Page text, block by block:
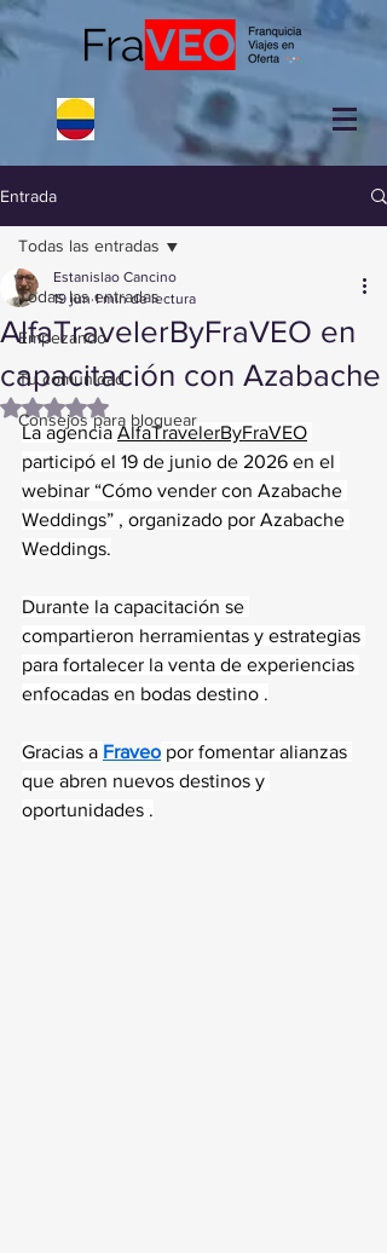
Entrada
Todas las entradas
Empezando
Tu comunidad
Consejos para bloguear
Todas las entradas
AlfaTravelerByFraVEO en
capacitación con Azabache
Estanislao Cancino
19 jun 1 min de lectura
Obtuvo NaN de 5 estrellas.
La agencia AlfaTravelerByFraVEO
participó el 19 de junio de 2026 en el
webinar “Cómo vender con Azabache
Weddings” , organizado por Azabache
Weddings.
Durante la capacitación se
compartieron herramientas y estrategias
para fortalecer la venta de experiencias
enfocadas en bodas destino .
Gracias a Fraveo por fomentar alianzas
que abren nuevos destinos y
oportunidades .